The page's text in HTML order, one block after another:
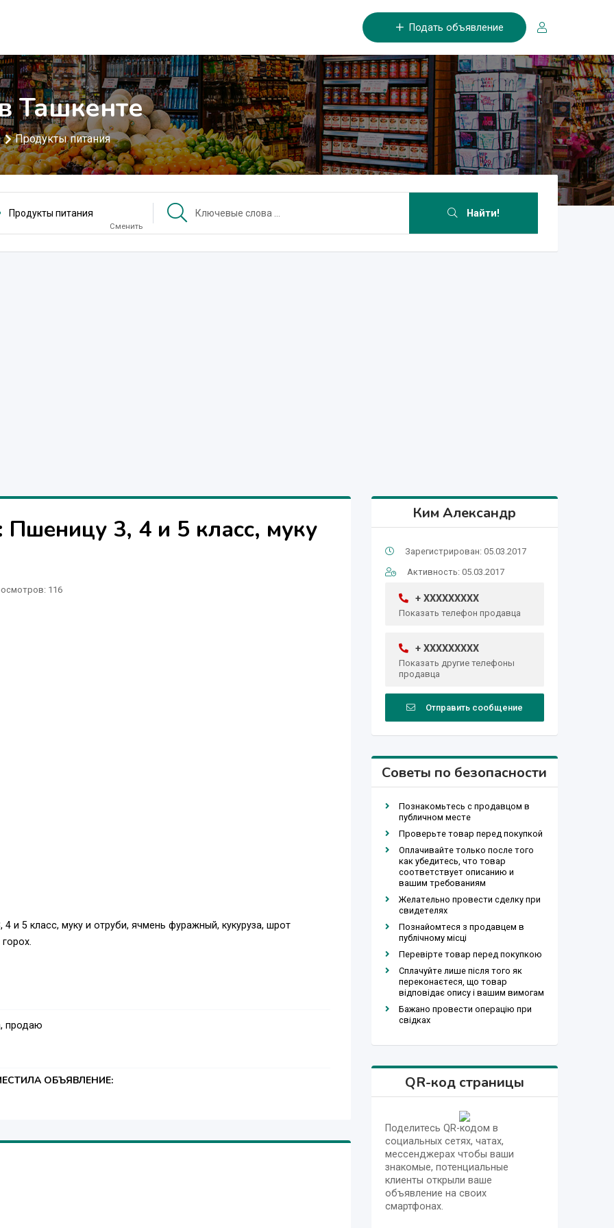
Подать объявление
Ташкенте
Продукты питания
Продукты питания
Сменить
Найти!
Пшеницу 3, 4 и 5 класс, муку
116
и 5 класс, муку и отруби, ячмень фуражный, кукуруза, шрот
продаю
ОБЪЯВЛЕНИЕ:
Ким Александр
Зарегистрирован: 05.03.2017
Активность: 05.03.2017
+ XXXXXXXXX
Показать телефон продавца
+ XXXXXXXXX
Показать другие телефоны
продавца
Отправить сообщение
Советы по безопасности
Познакомьтесь с продавцом в
публичном месте
Проверьте товар перед покупкой
Оплачивайте только после того
как убедитесь, что товар
соответствует описанию и
вашим требованиям
Желательно провести сделку при
свидетелях
Познайомтеся з продавцем в
публічному місці
Перевірте товар перед покупкою
Сплачуйте лише після того як
переконаєтеся, що товар
відповідає опису і вашим вимогам
Бажано провести операцію при
свідках
QR-код страницы
Поделитесь QR-кодом в
социальных сетях, чатах,
мессенджерах чтобы ваши
знакомые, потенциальные
клиенты открыли ваше
объявление на своих
смартфонах.